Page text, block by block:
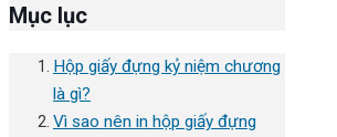
Mục lục
Hộp giấy đựng kỷ niệm chương
là gì?
Vì sao nên in hộp giấy đựng